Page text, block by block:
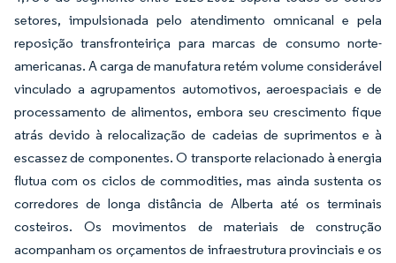
setores, impulsionada pelo atendimento omnicanal e pela
reposição transfronteiriça para marcas de consumo norte-
americanas. A carga de manufatura retém volume considerável
vinculado a agrupamentos automotivos, aeroespaciais e de
processamento de alimentos, embora seu crescimento fique
atrás devido à relocalização de cadeias de suprimentos e à
escassez de componentes. O transporte relacionado à energia
flutua com os ciclos de commodities, mas ainda sustenta os
corredores de longa distância de Alberta até os terminais
costeiros. Os movimentos de materiais de construção
acompanham os orçamentos de infraestrutura provinciais e os